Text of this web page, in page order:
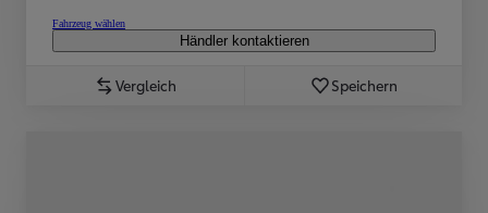
Fahrzeug wählen
Händler kontaktieren
Vergleich Speichern